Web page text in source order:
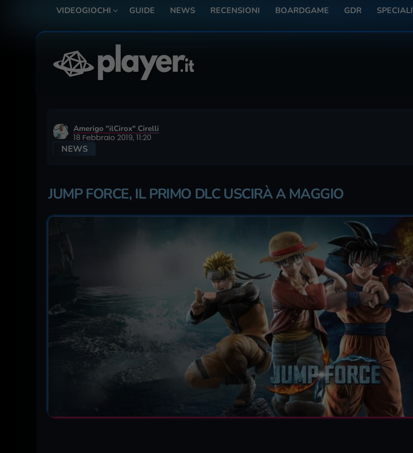
VIDEOGIOCHI GUIDE NEWS RECENSIONI BOARDGAME GDR SPECIALI
Amerigo "ilCirox" Cirelli
18 Febbraio 2019, 11:20
NEWS
JUMP FORCE, IL PRIMO DLC USCIRÀ A MAGGIO